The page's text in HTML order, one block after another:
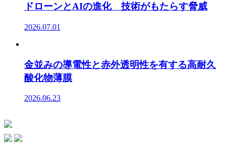
ドローンとAIの進化 技術がもたらす脅威
2026.07.01
金並みの導電性と赤外透明性を有する高耐久
酸化物薄膜
2026.06.23